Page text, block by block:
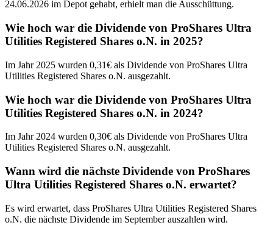
24.06.2026 im Depot gehabt, erhielt man die Ausschüttung.
Wie hoch war die Dividende von ProShares Ultra
Utilities Registered Shares o.N. in 2025?
Im Jahr 2025 wurden 0,31€ als Dividende von ProShares Ultra
Utilities Registered Shares o.N. ausgezahlt.
Wie hoch war die Dividende von ProShares Ultra
Utilities Registered Shares o.N. in 2024?
Im Jahr 2024 wurden 0,30€ als Dividende von ProShares Ultra
Utilities Registered Shares o.N. ausgezahlt.
Wann wird die nächste Dividende von ProShares
Ultra Utilities Registered Shares o.N. erwartet?
Es wird erwartet, dass ProShares Ultra Utilities Registered Shares
o.N. die nächste Dividende im September auszahlen wird.